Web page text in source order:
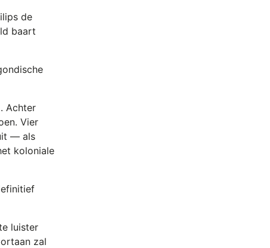
de
baart
Achter
Vier
— als
koloniale
luister
zal